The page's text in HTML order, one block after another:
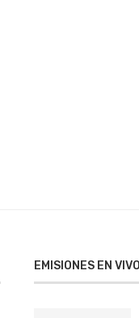
EMISIONES EN